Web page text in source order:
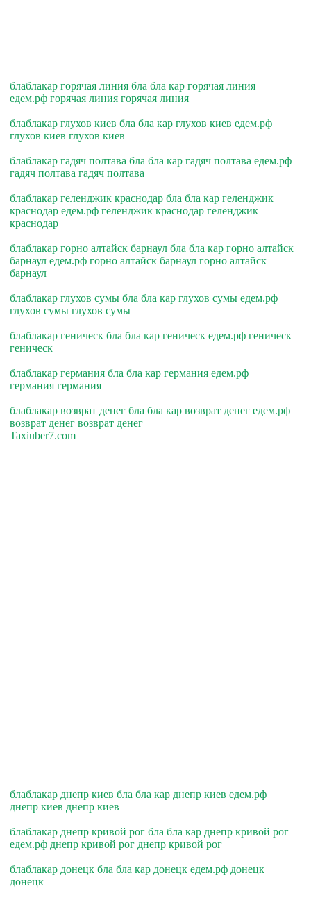
блаблакар горячая линия бла бла кар горячая линия
едем.рф горячая линия горячая линия
блаблакар глухов киев бла бла кар глухов киев едем.рф
глухов киев глухов киев
блаблакар гадяч полтава бла бла кар гадяч полтава едем.рф
гадяч полтава гадяч полтава
блаблакар геленджик краснодар бла бла кар геленджик
краснодар едем.рф геленджик краснодар геленджик
краснодар
блаблакар горно алтайск барнаул бла бла кар горно алтайск
барнаул едем.рф горно алтайск барнаул горно алтайск
барнаул
блаблакар глухов сумы бла бла кар глухов сумы едем.рф
глухов сумы глухов сумы
блаблакар геническ бла бла кар геническ едем.рф геническ
геническ
блаблакар германия бла бла кар германия едем.рф
германия германия
блаблакар возврат денег бла бла кар возврат денег едем.рф
возврат денег возврат денег
Taxiuber7.com
блаблакар днепр киев бла бла кар днепр киев едем.рф
днепр киев днепр киев
блаблакар днепр кривой рог бла бла кар днепр кривой рог
едем.рф днепр кривой рог днепр кривой рог
блаблакар донецк бла бла кар донецк едем.рф донецк
донецк